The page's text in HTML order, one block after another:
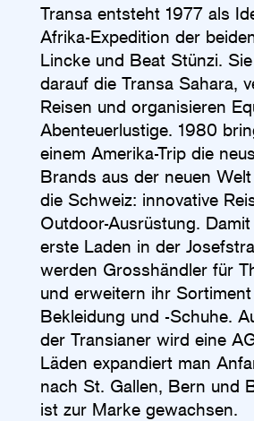
Transa entsteht 1977 als
Afrika-Expe­dition der
Lincke und Beat Stünzi.
darauf die Transa Sahara,
Reisen und organisieren
Abenteuerlustige. 1980
einem Amerika-Trip die
Brands aus der neuen
die Schweiz: innovative
Outdoor-Ausrüstung.
erste Laden in der
werden Grosshändler für
und erweitern ihr
Bekleidung und -Schuhe.
der Transianer wird eine
Läden expandiert man
nach St. Gallen, Bern und
ist zur Marke gewachsen.